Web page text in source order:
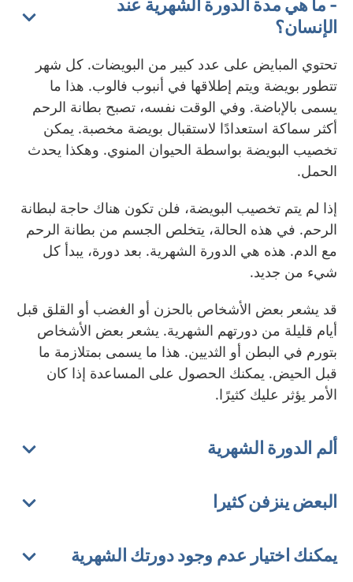
- ما هي مدة الدورة الشهرية عند
الإنسان؟
تحتوي المبايض على عدد كبير من البويضات. كل شهر
تتطور بويضة ويتم إطلاقها في أنبوب فالوب. هذا ما
يسمى بالإباضة. وفي الوقت نفسه، تصبح بطانة الرحم
أكثر سماكة استعدادًا لاستقبال بويضة مخصبة. يمكن
تخصيب البويضة بواسطة الحيوان المنوي. وهكذا يحدث
الحمل.
إذا لم يتم تخصيب البويضة، فلن تكون هناك حاجة لبطانة
الرحم. في هذه الحالة، يتخلص الجسم من بطانة الرحم
مع الدم. هذه هي الدورة الشهرية. بعد دورة، يبدأ كل
شيء من جديد.
قد يشعر بعض الأشخاص بالحزن أو الغضب أو القلق قبل
أيام قليلة من دورتهم الشهرية. يشعر بعض الأشخاص
بتورم في البطن أو الثديين. هذا ما يسمى بمتلازمة ما
قبل الحيض. يمكنك الحصول على المساعدة إذا كان
الأمر يؤثر عليك كثيرًا.
ألم الدورة الشهرية
البعض ينزفن كثيرا
يمكنك اختيار عدم وجود دورتك الشهرية